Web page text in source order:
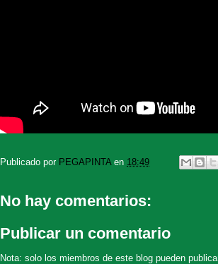
Publicado por PEGAPINTA en 18:49
No hay comentarios:
Publicar un comentario
Nota: solo los miembros de este blog pueden